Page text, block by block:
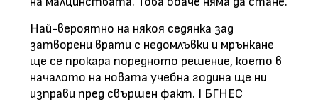
Най-вероятно на някоя седянка зад
затворени врати с недомлъвки и мрънкане
ще се прокара поредното решение, което в
началото на новата учебна година ще ни
изправи пред свършен факт. І БГНЕС